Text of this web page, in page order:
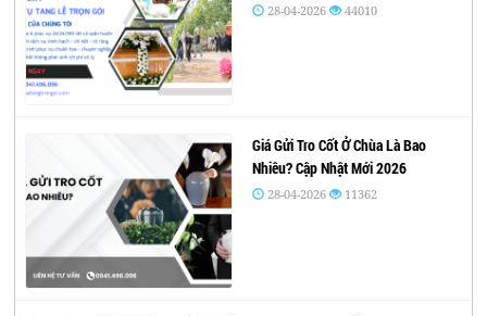
28-04-2026 44010
Giá Gửi Tro Cốt Ở Chùa Là Bao
Nhiêu? Cập Nhật Mới 2026
28-04-2026 11362